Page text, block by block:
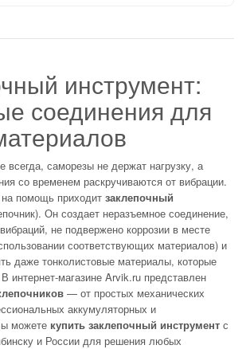
инструмент:
соединения для
всегда, саморезы не держат нагрузку, а
со временем раскручиваются от вибрации.
помощь приходит заклепочный
Он создает неразъемное соединение,
не подвержено коррозии в месте
соответствующих материалов) и
даже тонколистовые материалы, которые
интернет-магазине Arvik.ru представлен
— от простых механических
аккумуляторных и
можете купить заклепочный инструмент с
и России для решения любых